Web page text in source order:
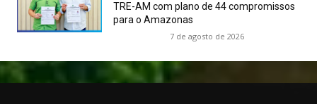
TRE-AM com plano de 44 compromissos
para o Amazonas
7 de agosto de 2026